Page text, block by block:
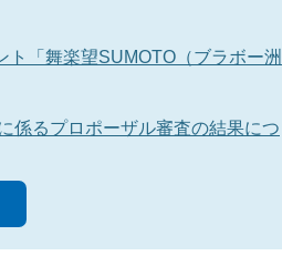
「舞楽望SUMOTO（ブラボー洲
係るプロポーザル審査の結果につ